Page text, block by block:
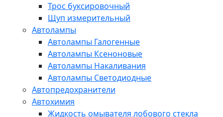
Трос буксировочный
Щуп измерительный
Автолампы
Автолампы Галогенные
Автолампы Ксеноновые
Автолампы Накаливания
Автолампы Светодиодные
Автопредохранители
Автохимия
Жидкость омывателя лобового стекла